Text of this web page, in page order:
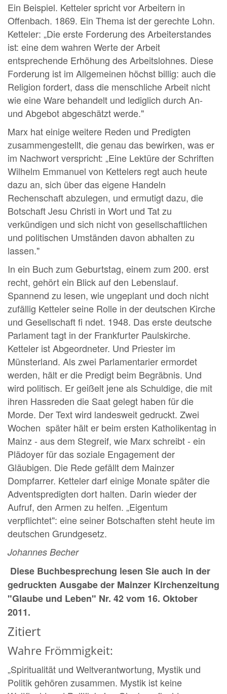
Ein Beispiel. Ketteler spricht vor Arbeitern in
Offenbach. 1869. Ein Thema ist der gerechte Lohn.
Ketteler: „Die erste Forderung des Arbeiterstandes
ist: eine dem wahren Werte der Arbeit
entsprechende Erhöhung des Arbeitslohnes. Diese
Forderung ist im Allgemeinen höchst billig: auch die
Religion fordert, dass die menschliche Arbeit nicht
wie eine Ware behandelt und lediglich durch An-
und Abgebot abgeschätzt werde."
Marx hat einige weitere Reden und Predigten
zusammengestellt, die genau das bewirken, was er
im Nachwort verspricht: „Eine Lektüre der Schriften
Wilhelm Emmanuel von Kettelers regt auch heute
dazu an, sich über das eigene Handeln
Rechenschaft abzulegen, und ermutigt dazu, die
Botschaft Jesu Christi in Wort und Tat zu
verkündigen und sich nicht von gesellschaftlichen
und politischen Umständen davon abhalten zu
lassen."
In ein Buch zum Geburtstag, einem zum 200. erst
recht, gehört ein Blick auf den Lebenslauf.
Spannend zu lesen, wie ungeplant und doch nicht
zufällig Ketteler seine Rolle in der deutschen Kirche
und Gesellschaft fi ndet. 1948. Das erste deutsche
Parlament tagt in der Frankfurter Paulskirche.
Ketteler ist Abgeordneter. Und Priester im
Münsterland. Als zwei Parlamentarier ermordet
werden, hält er die Predigt beim Begräbnis. Und
wird politisch. Er geißelt jene als Schuldige, die mit
ihren Hassreden die Saat gelegt haben für die
Morde. Der Text wird landesweit gedruckt. Zwei
Wochen später hält er beim ersten Katholikentag in
Mainz - aus dem Stegreif, wie Marx schreibt - ein
Plädoyer für das soziale Engagement der
Gläubigen. Die Rede gefällt dem Mainzer
Dompfarrer. Ketteler darf einige Monate später die
Adventspredigten dort halten. Darin wieder der
Aufruf, den Armen zu helfen. „Eigentum
verpflichtet": eine seiner Botschaften steht heute im
deutschen Grundgesetz.
Johannes Becher
Diese Buchbesprechung lesen Sie auch in der
gedruckten Ausgabe der Mainzer Kirchenzeitung
"Glaube und Leben" Nr. 42 vom 16. Oktober
2011.
Zitiert
Wahre Frömmigkeit:
„Spiritualität und Weltverantwortung, Mystik und
Politik gehören zusammen. Mystik ist keine